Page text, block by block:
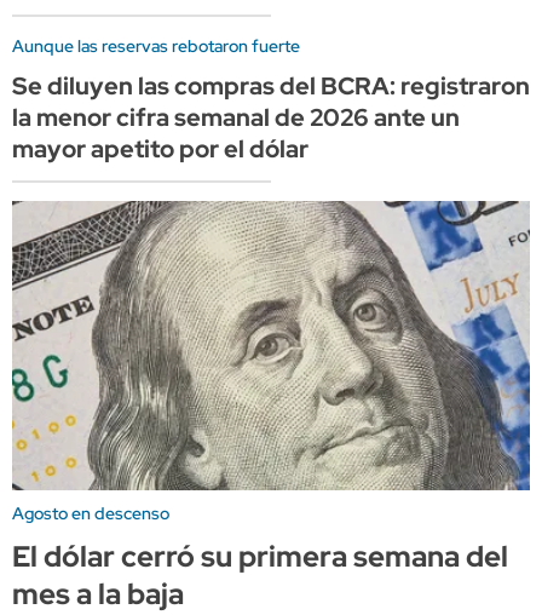
Aunque las reservas rebotaron fuerte
Se diluyen las compras del BCRA: registraron
la menor cifra semanal de 2026 ante un
mayor apetito por el dólar
Agosto en descenso
El dólar cerró su primera semana del
mes a la baja